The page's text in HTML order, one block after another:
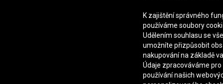
K zajištění správného
používáme soubory
Udělením souhlasu se
umožníte přizpůsobit
nakupování na základě
Údaje zpracováváme pro
používání našich